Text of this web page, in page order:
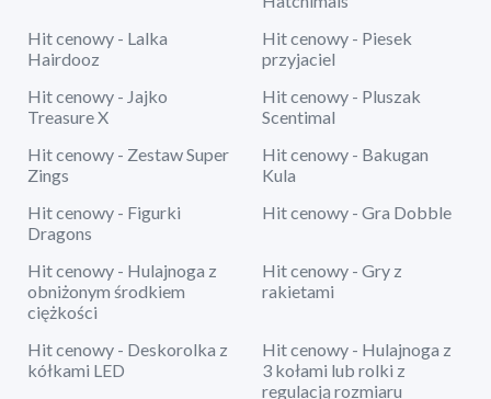
Hit cenowy - Lalka
Hairdooz
Hit cenowy - Piesek
przyjaciel
Hit cenowy - Jajko
Treasure X
Hit cenowy - Pluszak
Scentimal
Hit cenowy - Zestaw Super
Zings
Hit cenowy - Bakugan
Kula
Hit cenowy - Figurki
Dragons
Hit cenowy - Gra Dobble
Hit cenowy - Hulajnoga z
obniżonym środkiem
ciężkości
Hit cenowy - Gry z
rakietami
Hit cenowy - Deskorolka z
kółkami LED
Hit cenowy - Hulajnoga z
3 kołami lub rolki z
regulacją rozmiaru